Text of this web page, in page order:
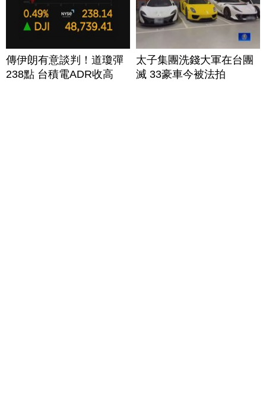
傳伊朗有意談判！道瓊彈
238點 台積電ADR收高
太子集團洗錢大軍在台團
滅 33豪車今被法拍